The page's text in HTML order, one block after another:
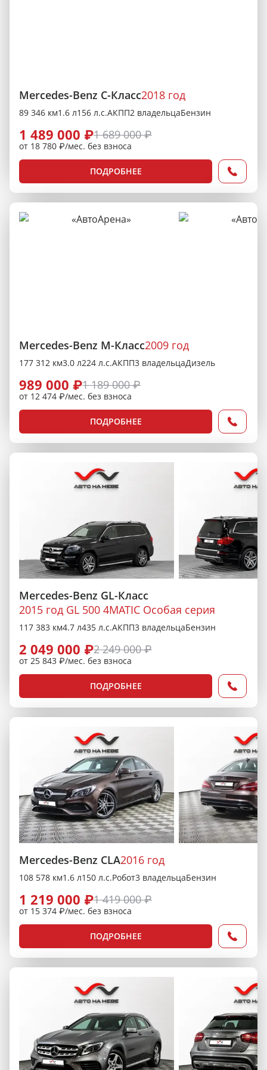
Mercedes-Benz C-Класс2018 год
89 346 км1.6 л156 л.с.АКПП2 владельцаБензин
1 489 000 ₽1 689 000 ₽
от 18 780 ₽/мес. без взноса
ПОДРОБНЕЕ
Mercedes-Benz M-Класс2009 год
177 312 км3.0 л224 л.с.АКПП3 владельцаДизель
989 000 ₽1 189 000 ₽
от 12 474 ₽/мес. без взноса
ПОДРОБНЕЕ
Mercedes-Benz GL-Класс
2015 год GL 500 4MATIC Особая серия
117 383 км4.7 л435 л.с.АКПП3 владельцаБензин
2 049 000 ₽2 249 000 ₽
от 25 843 ₽/мес. без взноса
ПОДРОБНЕЕ
Mercedes-Benz CLA2016 год
108 578 км1.6 л150 л.с.Робот3 владельцаБензин
1 219 000 ₽1 419 000 ₽
от 15 374 ₽/мес. без взноса
ПОДРОБНЕЕ